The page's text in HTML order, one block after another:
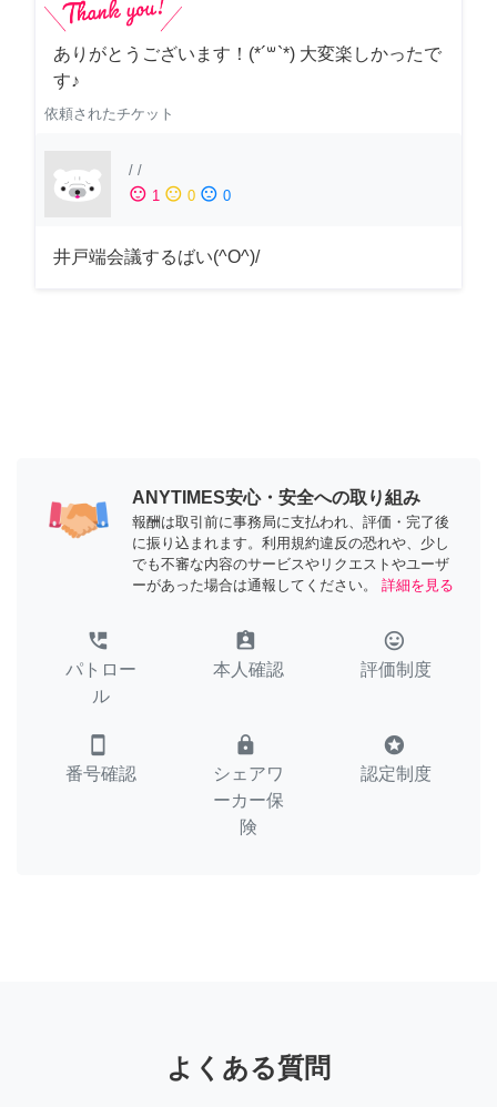
ありがとうございます！(*´꒳`*) 大変楽しかったで
す♪
依頼されたチケット
/ /
sentiment_satisfied 1 sentiment_neutral 0 sentiment_dissatisfied 0
井戸端会議するばい(^O^)/
ANYTIMES安心・安全への取り組み
報酬は取引前に事務局に支払われ、評価・完了後
に振り込まれます。利用規約違反の恐れや、少し
でも不審な内容のサービスやリクエストやユーザ
ーがあった場合は通報してください。
詳細を見る
perm_phone_msg
パトロー
ル
assignment_ind
本人確認
tag_faces
評価制度
smartphone
番号確認
lock
シェアワ
ーカー保
険
stars
認定制度
よくある質問